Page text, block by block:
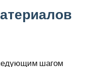
шагом